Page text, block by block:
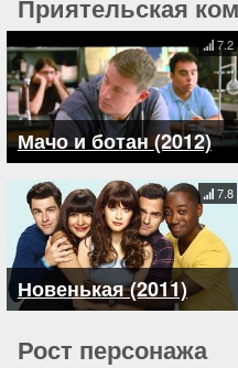
Приятельская
Мачо и ботан (2012)
7.2
Новенькая (2011)
7.8
Рост персонажа